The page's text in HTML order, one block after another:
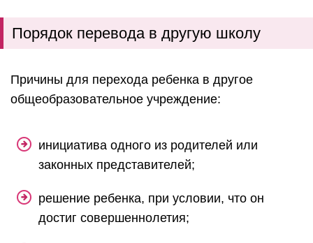
Порядок перевода в другую школу
Причины для перехода ребенка в другое
общеобразовательное учреждение:
инициатива одного из родителей или
законных представителей;
решение ребенка, при условии, что он
достиг совершеннолетия;